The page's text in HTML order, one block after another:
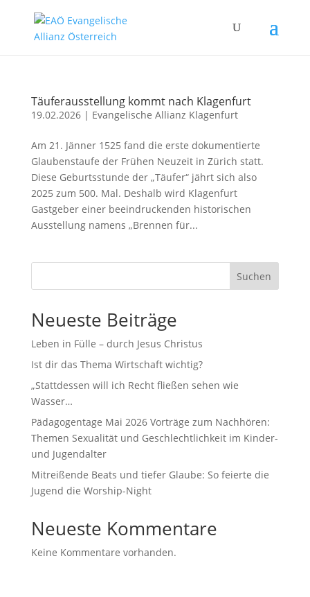
Täuferausstellung kommt nach Klagenfurt
19.02.2026| Evangelische Allianz Klagenfurt
Am 21. Jänner 1525 fand die erste dokumentierte
Glaubenstaufe der Frühen Neuzeit in Zürich statt.
Diese Geburtsstunde der „Täufer“ jährt sich also
2025 zum 500. Mal. Deshalb wird Klagenfurt
Gastgeber einer beeindruckenden historischen
Ausstellung namens „Brennen für...
Suchen
Neueste Beiträge
Leben in Fülle – durch Jesus Christus
Ist dir das Thema Wirtschaft wichtig?
„Stattdessen will ich Recht fließen sehen wie
Wasser…
Pädagogentage Mai 2026 Vorträge zum Nachhören:
Themen Sexualität und Geschlechtlichkeit im Kinder-
und Jugendalter
Mitreißende Beats und tiefer Glaube: So feierte die
Jugend die Worship-Night
Neueste Kommentare
Keine Kommentare vorhanden.